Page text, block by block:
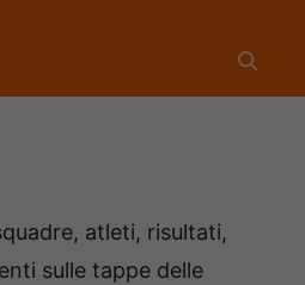
atleti, risultati,
sulle tappe delle